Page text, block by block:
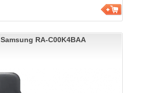
Samsung RA-C00K4BAA